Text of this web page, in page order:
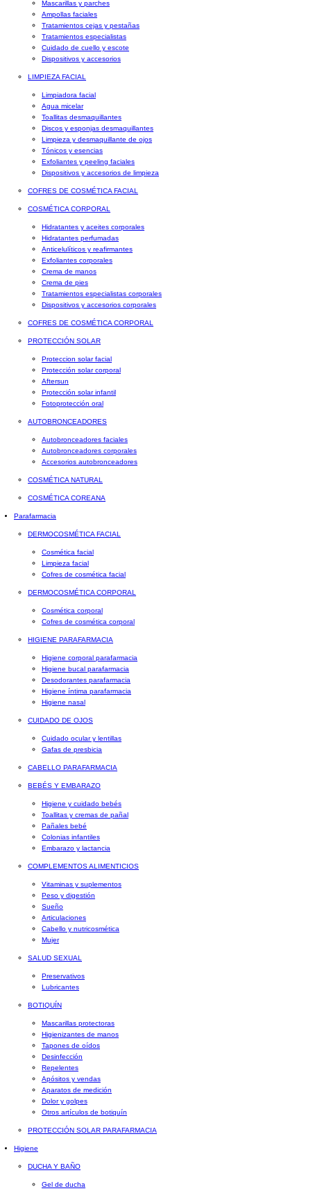
Mascarillas y parches
Ampollas faciales
Tratamientos cejas y pestañas
Tratamientos especialistas
Cuidado de cuello y escote
Dispositivos y accesorios
LIMPIEZA FACIAL
Limpiadora facial
Agua micelar
Toallitas desmaquillantes
Discos y esponjas desmaquillantes
Limpieza y desmaquillante de ojos
Tónicos y esencias
Exfoliantes y peeling faciales
Dispositivos y accesorios de limpieza
COFRES DE COSMÉTICA FACIAL
COSMÉTICA CORPORAL
Hidratantes y aceites corporales
Hidratantes perfumadas
Anticelulíticos y reafirmantes
Exfoliantes corporales
Crema de manos
Crema de pies
Tratamientos especialistas corporales
Dispositivos y accesorios corporales
COFRES DE COSMÉTICA CORPORAL
PROTECCIÓN SOLAR
Proteccion solar facial
Protección solar corporal
Aftersun
Protección solar infantil
Fotoprotección oral
AUTOBRONCEADORES
Autobronceadores faciales
Autobronceadores corporales
Accesorios autobronceadores
COSMÉTICA NATURAL
COSMÉTICA COREANA
Parafarmacia
DERMOCOSMÉTICA FACIAL
Cosmética facial
Limpieza facial
Cofres de cosmética facial
DERMOCOSMÉTICA CORPORAL
Cosmética corporal
Cofres de cosmética corporal
HIGIENE PARAFARMACIA
Higiene corporal parafarmacia
Higiene bucal parafarmacia
Desodorantes parafarmacia
Higiene íntima parafarmacia
Higiene nasal
CUIDADO DE OJOS
Cuidado ocular y lentillas
Gafas de presbicia
CABELLO PARAFARMACIA
BEBÉS Y EMBARAZO
Higiene y cuidado bebés
Toallitas y cremas de pañal
Pañales bebé
Colonias infantiles
Embarazo y lactancia
COMPLEMENTOS ALIMENTICIOS
Vitaminas y suplementos
Peso y digestión
Sueño
Articulaciones
Cabello y nutricosmética
Mujer
SALUD SEXUAL
Preservativos
Lubricantes
BOTIQUÍN
Mascarillas protectoras
Higienizantes de manos
Tapones de oídos
Desinfección
Repelentes
Apósitos y vendas
Aparatos de medición
Dolor y golpes
Otros artículos de botiquín
PROTECCIÓN SOLAR PARAFARMACIA
Higiene
DUCHA Y BAÑO
Gel de ducha